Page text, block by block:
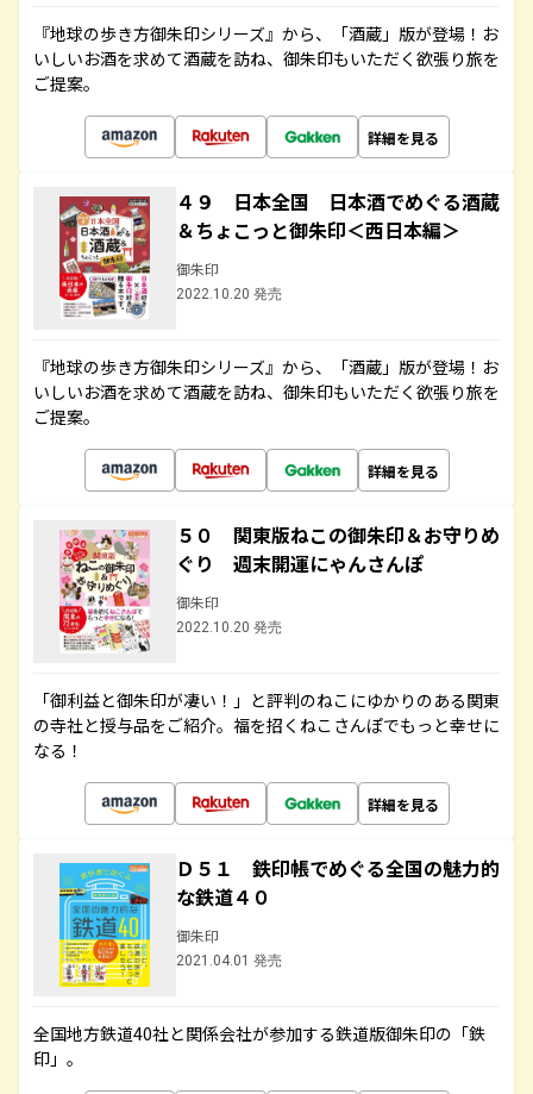
『地球の歩き方御朱印シリーズ』から、「酒蔵」版が登場！お
いしいお酒を求めて酒蔵を訪ね、御朱印もいただく欲張り旅を
ご提案。
詳細を見る
４９ 日本全国 日本酒でめぐる酒蔵
＆ちょこっと御朱印＜西日本編＞
御朱印
2022.10.20 発売
『地球の歩き方御朱印シリーズ』から、「酒蔵」版が登場！お
いしいお酒を求めて酒蔵を訪ね、御朱印もいただく欲張り旅を
ご提案。
詳細を見る
５０ 関東版ねこの御朱印＆お守りめ
ぐり 週末開運にゃんさんぽ
御朱印
2022.10.20 発売
「御利益と御朱印が凄い！」と評判のねこにゆかりのある関東
の寺社と授与品をご紹介。福を招くねこさんぽでもっと幸せに
なる！
詳細を見る
Ｄ５１ 鉄印帳でめぐる全国の魅力的
な鉄道４０
御朱印
2021.04.01 発売
全国地方鉄道40社と関係会社が参加する鉄道版御朱印の「鉄
印」。